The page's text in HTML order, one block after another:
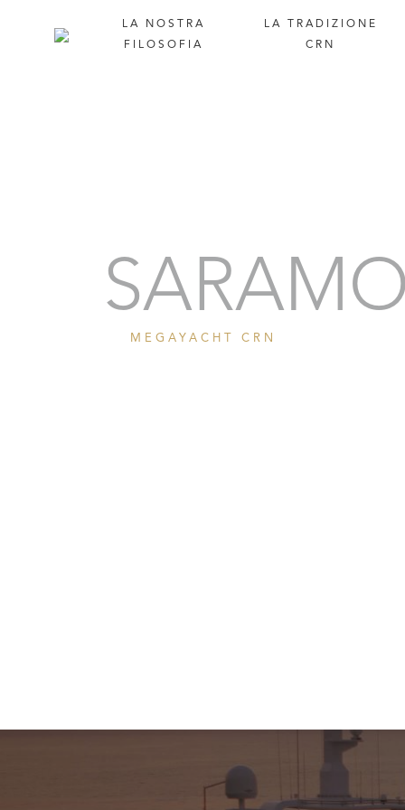
LA
NOSTRA
FILOSOFIA
LA
TRADIZIONE
CRN
MEGAYACHT CRN